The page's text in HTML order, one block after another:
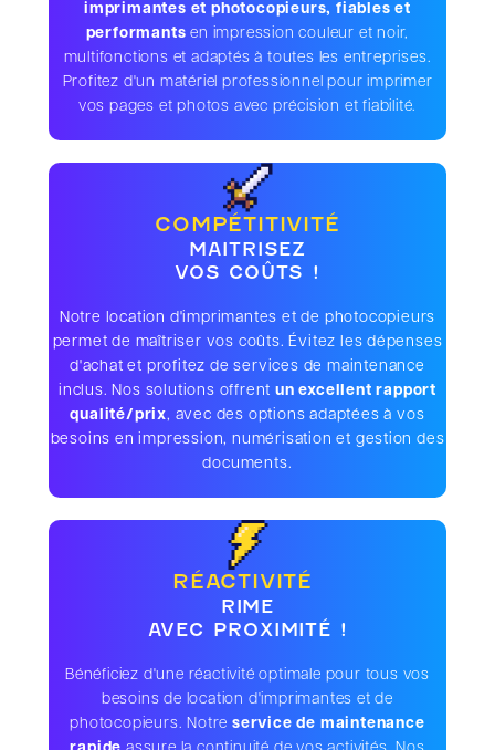
imprimantes et photocopieurs, fiables et
performantsen impression couleur et noir,
multifonctions et adaptés à toutes les entreprises.
Profitez d'un matériel professionnel pour imprimer
vos pages et photos avec précision et fiabilité.
COMPÉTITIVITÉ
MAITRISEZ
VOS COÛTS !
Notre location d'imprimantes et de photocopieurs
permet de maîtriser vos coûts. Évitez les dépenses
d'achat et profitez de services de maintenance
inclus. Nos solutions offrent un excellent rapport
qualité/prix, avec des options adaptées à vos
besoins en impression, numérisation et gestion des
documents.
RÉACTIVITÉ
RIME
AVEC PROXIMITÉ !
Bénéficiez d'une réactivité optimale pour tous vos
besoins de location d'imprimantes et de
photocopieurs. Notre service de maintenance